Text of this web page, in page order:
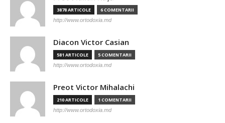
3878 ARTICOLE 6 COMENTARII
http://www.ortodoxia.md
Diacon Victor Casian
581 ARTICOLE 5 COMENTARII
http://www.ortodoxia.md
Preot Victor Mihalachi
210 ARTICOLE 1 COMENTARII
http://www.ortodoxia.md